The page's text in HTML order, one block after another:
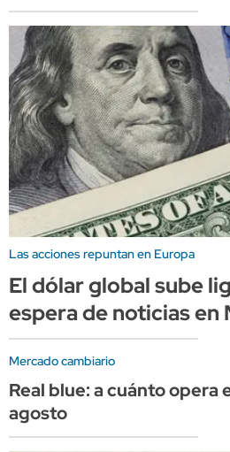
Las acciones repuntan en Europa
El dólar global sube
espera de noticias
Mercado cambiario
Real blue: a cuánto opera
agosto